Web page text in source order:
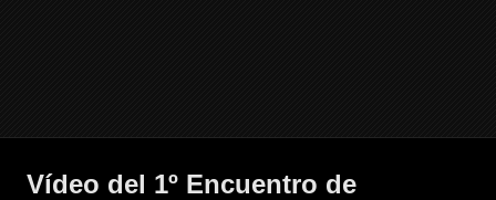
Vídeo del 1º Encuentro de